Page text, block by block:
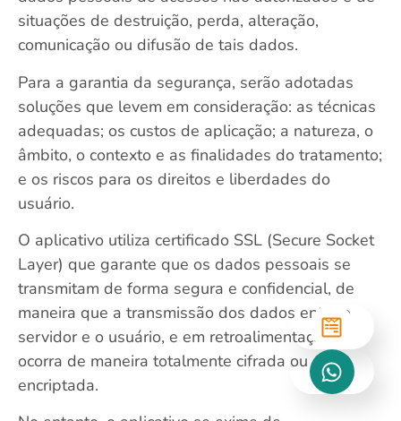
situações de destruição, perda, alteração,
comunicação ou difusão de tais dados.
Para a garantia da segurança, serão adotadas
soluções que levem em consideração: as técnicas
adequadas; os custos de aplicação; a natureza, o
âmbito, o contexto e as finalidades do tratamento;
e os riscos para os direitos e liberdades do
usuário.
O aplicativo utiliza certificado SSL (Secure Socket
Layer) que garante que os dados pessoais se
transmitam de forma segura e confidencial, de
maneira que a transmissão dos dados entre o
servidor e o usuário, e em retroalimentação,
ocorra de maneira totalmente cifrada ou
encriptada.